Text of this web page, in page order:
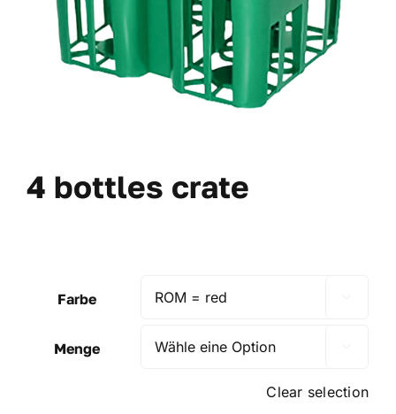
4 bottles crate
Farbe
Menge
Clear selection